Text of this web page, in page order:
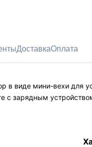
ДоставкаОплата
в виде мини-вехи для
с зарядным